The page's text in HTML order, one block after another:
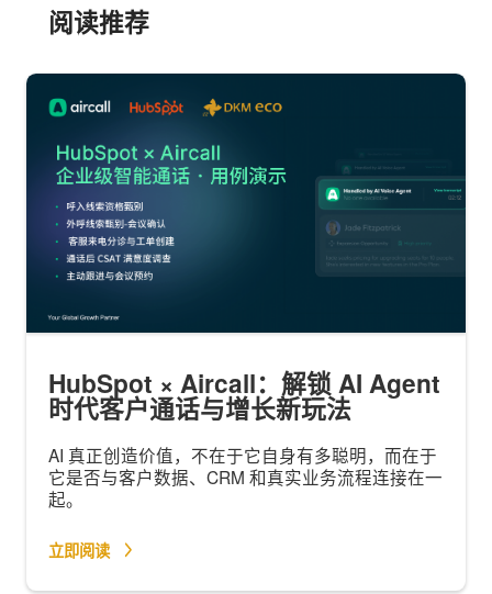
阅读推荐
HubSpot × Aircall：解锁 AI Agent
时代客户通话与增长新玩法
AI 真正创造价值，不在于它自身有多聪明，而在于
它是否与客户数据、CRM 和真实业务流程连接在一
起。
立即阅读